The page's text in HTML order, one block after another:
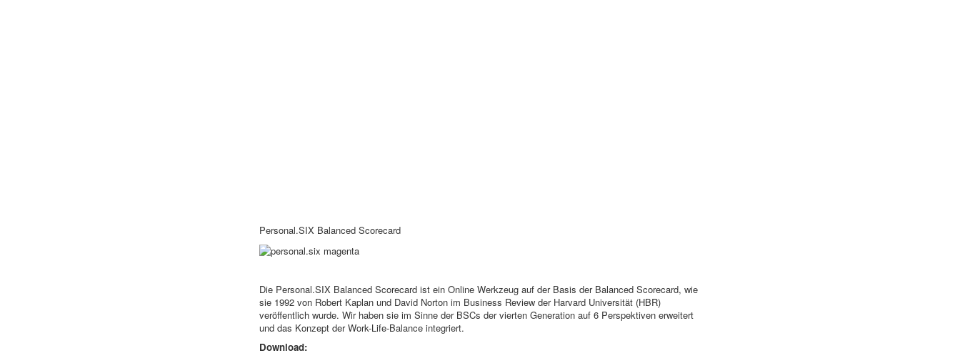
Personal.SIX Balanced Scorecard
Die Personal.SIX Balanced Scorecard ist ein Online Werkzeug auf der Basis der Balanced Scorecard, wie
sie 1992 von Robert Kaplan und David Norton im Business Review der Harvard Universität (HBR)
veröffentlich wurde. Wir haben sie im Sinne der BSCs der vierten Generation auf 6 Perspektiven erweitert
und das Konzept der Work-Life-Balance integriert.
Download: